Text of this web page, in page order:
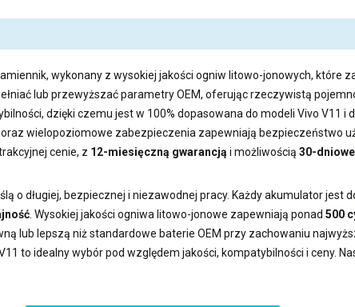
wykonany z wysokiej jakości ogniw litowo-jonowych, które
lub przewyższać parametry OEM, oferując rzeczywistą
dzięki czemu jest w 100% dopasowana do modeli Vivo V11 i
wielopoziomowe zabezpieczenia zapewniają bezpieczeństwo
cenie, z 12-miesięczną gwarancją i możliwością 30-
o długiej, bezpiecznej i niezawodnej pracy. Każdy akumulator jest
. Wysokiej jakości ogniwa litowo-jonowe zapewniają ponad 500
lub lepszą niż standardowe baterie OEM przy zachowaniu
to idealny wybór pod względem jakości, kompatybilności i ceny.